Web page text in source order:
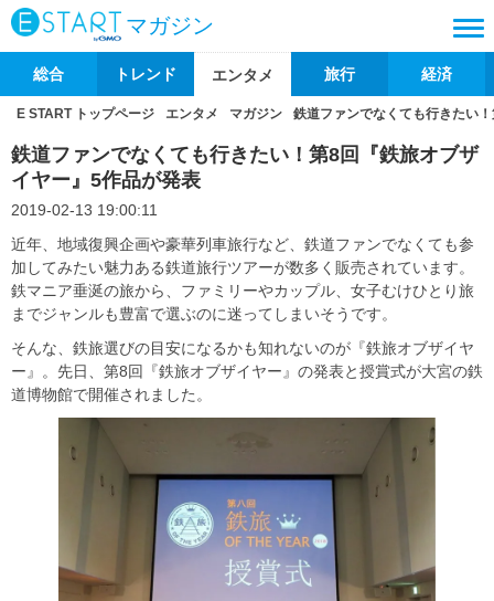
マガジン
総合 トレンド エンタメ 旅行 経済
E START トップページ エンタメ マガジン 鉄道ファンでなくても行きたい
鉄道ファンでなくても行きたい！第8回『鉄旅オブザ
イヤー』5作品が発表
2019-02-13 19:00:11
近年、地域復興企画や豪華列車旅行など、鉄道ファンでなくても参
加してみたい魅力ある鉄道旅行ツアーが数多く販売されています。
鉄マニア垂涎の旅から、ファミリーやカップル、女子むけひとり旅
までジャンルも豊富で選ぶのに迷ってしまいそうです。
そんな、鉄旅選びの目安になるかも知れないのが『鉄旅オブザイヤ
ー』。先日、第8回『鉄旅オブザイヤー』の発表と授賞式が大宮の鉄
道博物館で開催されました。